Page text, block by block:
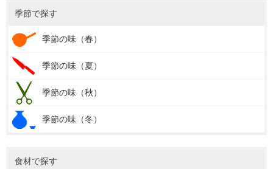
季節で探す
季節の味（春）
季節の味（夏）
季節の味（秋）
季節の味（冬）
食材で探す